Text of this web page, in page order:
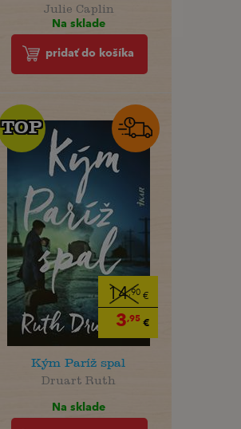
Julie Caplin
Na sklade
pridať do košíka
14,90 €
3,95 €
TOP
TOP
Kým Paríž spal
Druart Ruth
Na sklade